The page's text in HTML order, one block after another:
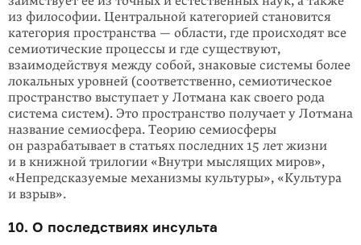
из философии. Центральной категорией становится
категория пространства — области, где происходят все
семиотические процессы и где существуют,
взаимодействуя между собой, знаковые системы более
локальных уровней (соответственно, семиотическое
пространство выступает у Лотмана как своего рода
система систем). Это пространство получает у Лотмана
назва­ние семиосфера. Теорию семиосферы
он разрабатывает в статьях последних 15 лет жизни
и в книжной трилогии «Внутри мыслящих миров»,
«Непред­сказуемые механизмы культуры», «Культура
и взрыв».
10. О последствиях инсульта